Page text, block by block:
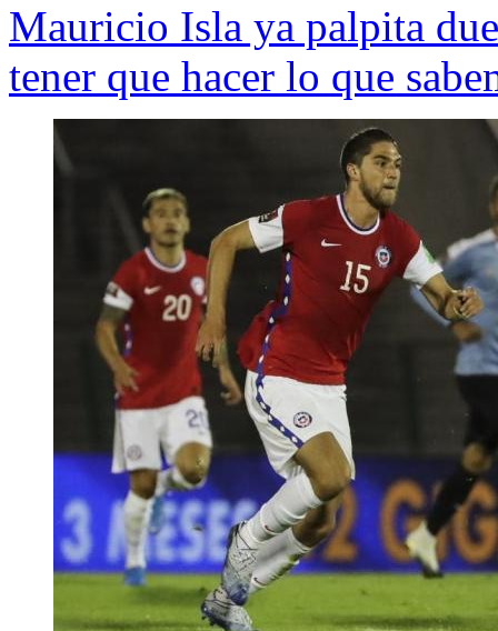
Mauricio Isla ya palpita
tener que hacer lo que